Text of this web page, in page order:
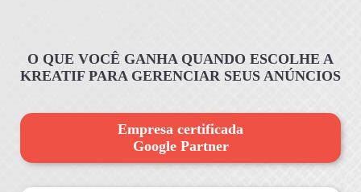
O QUE VOCÊ GANHA QUANDO ESCOLHE A
KREATIF PARA GERENCIAR SEUS ANÚNCIOS
Empresa certificada
Google Partner